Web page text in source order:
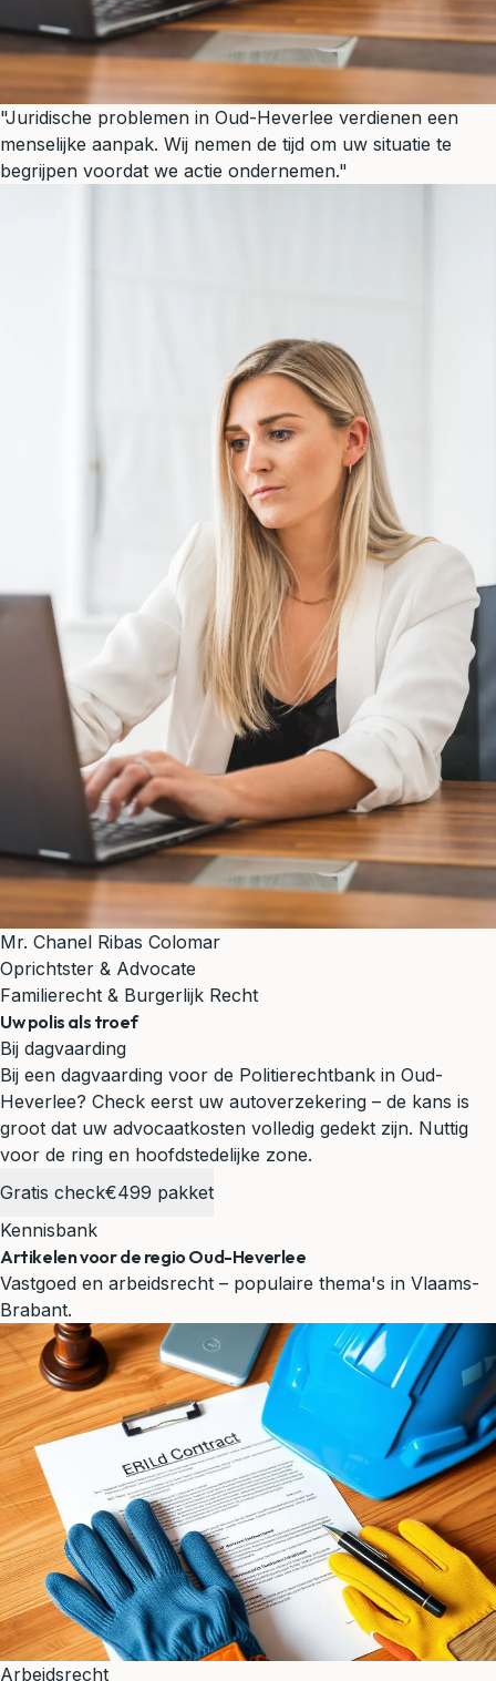
"Juridische problemen in Oud-Heverlee verdienen een
menselijke aanpak. Wij nemen de tijd om uw situatie te
begrijpen voordat we actie ondernemen."
Mr. Chanel Ribas Colomar
Oprichtster & Advocate
Familierecht & Burgerlijk Recht
Uw polis als troef
Bij dagvaarding
Bij een dagvaarding voor de Politierechtbank in Oud-
Heverlee? Check eerst uw autoverzekering – de kans is
groot dat uw advocaatkosten volledig gedekt zijn. Nuttig
voor de ring en hoofdstedelijke zone.
Gratis check€499 pakket
Kennisbank
Artikelen voor de regio Oud-Heverlee
Vastgoed en arbeidsrecht – populaire thema's in Vlaams-
Brabant.
Arbeidsrecht